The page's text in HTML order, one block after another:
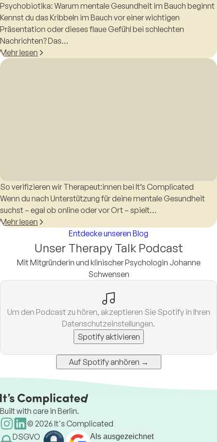
Psychobiotika: Warum mentale Gesundheit im Bauch beginnt
Kennst du das Kribbeln im Bauch vor einer wichtigen
Präsentation oder dieses flaue Gefühl bei schlechten
Nachrichten? Das…
Mehr lesen
So verifizieren wir Therapeut:innen bei It’s Complicated
Wenn du nach Unterstützung für deine mentale Gesundheit
suchst – egal ob online oder vor Ort – spielt…
Mehr lesen
Entdecke unseren Blog
Unser Therapy Talk Podcast
Mit Mitgründerin und klinischer Psychologin Johanne
Schwensen
Um den Podcast zu hören, akzeptieren Sie Spotify in Ihren
Datenschutzeinstellungen.
Spotify aktivieren
Auf Spotify anhören →
Built with care in Berlin.
© 2026 It's Complicated
DSGVO
Als ausgezeichnet